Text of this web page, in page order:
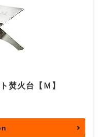
焚火台【Ｍ】